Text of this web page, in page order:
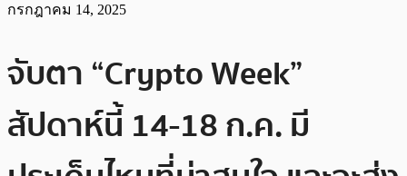
กรกฎาคม 14, 2025
จับตา “Crypto Week”
สัปดาห์นี้ 14-18 ก.ค. มี